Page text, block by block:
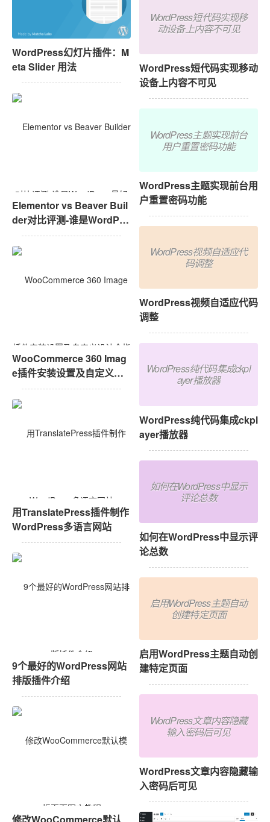
WordPress幻灯片插件：M
eta Slider 用法
Elementor vs Beaver Buil
der对比评测-谁是WordPre
ss最好的自定义页面插件
WooCommerce 360 Imag
e插件安装设置及自定义设
计全指南
用TranslatePress插件制作
WordPress多语言网站
9个最好的WordPress网站
排版插件介绍
WordPress短代码实现移
动设备上内容不可见
WordPress短代码实现移动
设备上内容不可见
WordPress主题实现前台
用户重置密码功能
WordPress主题实现前台用
户重置密码功能
WordPress视频自适应代
码调整
WordPress视频自适应代码
调整
WordPress纯代码集成ckpl
ayer播放器
WordPress纯代码集成ckpl
ayer播放器
如何在WordPress中显示
评论总数
如何在WordPress中显示评
论总数
启用WordPress主题自动
创建特定页面
启用WordPress主题自动创
建特定页面
WordPress文章内容隐藏
输入密码后可见
WordPress文章内容隐藏输
入密码后可见